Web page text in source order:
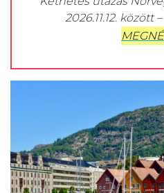
2026.11.12. között